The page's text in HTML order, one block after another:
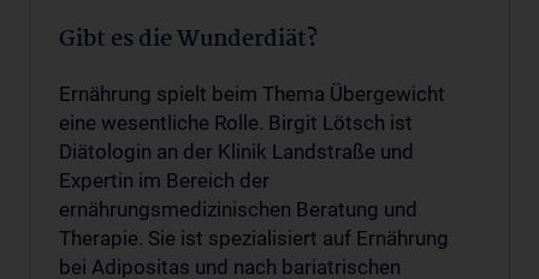
Gibt es die Wunderdiät?
Ernährung spielt beim Thema Übergewicht
eine wesentliche Rolle. Birgit Lötsch ist
Diätologin an der Klinik Landstraße und
Expertin im Bereich der
ernährungsmedizinischen Beratung und
Therapie. Sie ist spezialisiert auf Ernährung
bei Adipositas und nach bariatrischen